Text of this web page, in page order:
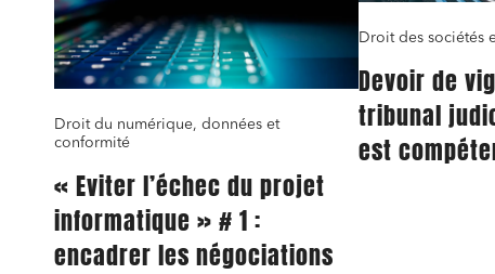
Droit du numérique, données et
conformité
« Eviter l’échec du projet
informatique » # 1 :
encadrer les négociations
Droit des sociétés
Devoir de
tribunal
est